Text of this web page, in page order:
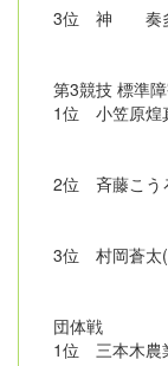
3位 神 奏多
第3競技 標準
1位 小笠原煌
2位 斉藤こう
3位 村岡蒼太
団体戦
1位 三本木農